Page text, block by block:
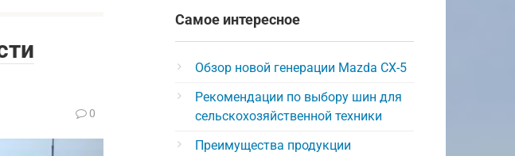
0
Самое интересное
Обзор новой генерации Mazda CX-5
Рекомендации по выбору шин для
сельскохозяйственной техники
Преимущества продукции